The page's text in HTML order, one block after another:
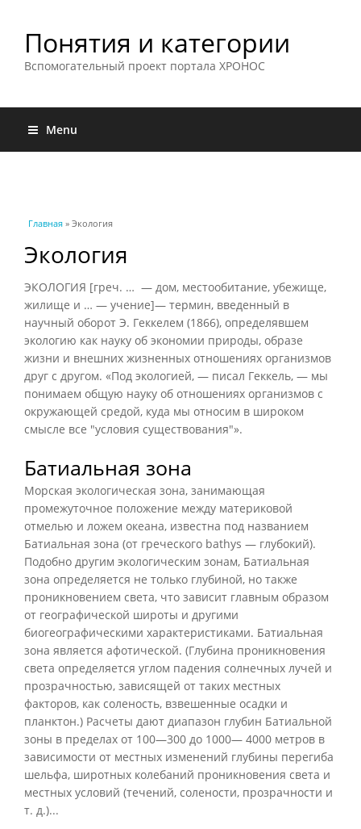
Понятия и категории
Вспомогательный проект портала ХРОНОС
Menu
Вы здесь
Главная » Экология
Экология
ЭКОЛОГИЯ [греч. … — дом, местообитание, убежище,
жилище и … — учение]— термин, введенный в
научный оборот Э. Геккелем (1866), определявшем
экологию как науку об экономии природы, образе
жизни и внешних жизненных отношениях организмов
друг с другом. «Под экологией, — писал Геккель, — мы
понимаем общую науку об отношениях организмов с
окружающей средой, куда мы относим в широком
смысле все "условия существования"».
Батиальная зона
Морская экологическая зона, занимающая
промежуточное положение между материковой
отмелью и ложем океана, известна под названием
Батиальная зона (от греческого bathys — глубокий).
Подобно другим экологическим зонам, Батиальная
зона определяется не только глубиной, но также
проникновением света, что зависит главным образом
от географической широты и другими
биогеографическими характеристиками. Батиальная
зона является афотической. (Глубина проникновения
света определяется углом падения солнечных лучей и
прозрачностью, зависящей от таких местных
факторов, как соленость, взвешенные осадки и
планктон.) Расчеты дают диапазон глубин Батиальной
зоны в пределах от 100—300 до 1000— 4000 метров в
зависимости от местных изменений глубины перегиба
шельфа, широтных колебаний проникновения света и
местных условий (течений, солености, прозрачности и
т. д.)...